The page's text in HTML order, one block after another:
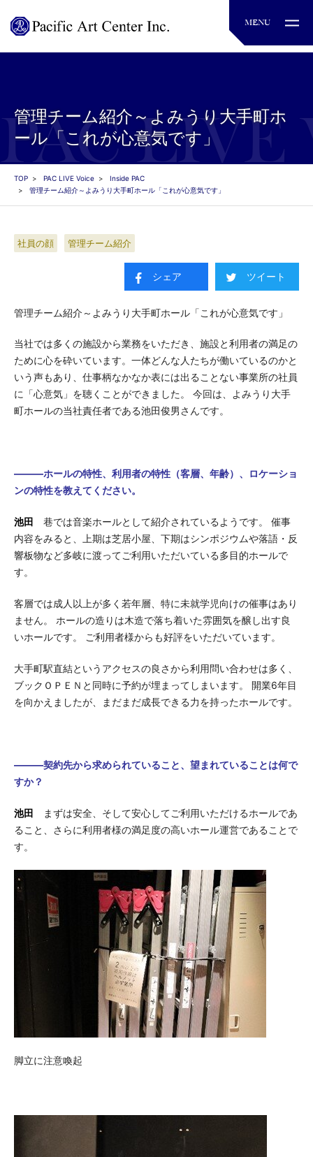
管理チーム紹介～よみうり大手町ホ
ール「これが心意気です」
TOP PAC LIVE Voice
Inside PAC
管理チーム紹介～よみうり大手町ホール「これが心意気です」
社員の顔 管理チーム紹介
シェア ツイート
管理チーム紹介～よみうり大手町ホール「これが心意気です」
当社では多くの施設から業務をいただき、施設と利用者の満足の
ために心を砕いています。一体どんな人たちが働いているのかと
いう声もあり、仕事柄なかなか表には出ることない事業所の社員
に「心意気」を聴くことができました。 今回は、よみうり大手
町ホールの当社責任者である池田俊男さんです。
―――ホールの特性、利用者の特性（客層、年齢）、ロケーショ
ンの特性を教えてください。
池田 巷では音楽ホールとして紹介されているようです。 催事
内容をみると、上期は芝居小屋、下期はシンポジウムや落語・反
響板物など多岐に渡ってご利用いただいている多目的ホールで
す。
客層では成人以上が多く若年層、特に未就学児向けの催事はあり
ません。 ホールの造りは木造で落ち着いた雰囲気を醸し出す良
いホールです。 ご利用者様からも好評をいただいています。
大手町駅直結というアクセスの良さから利用問い合わせは多く、
ブックＯＰＥＮと同時に予約が埋まってしまいます。 開業6年目
を向かえましたが、まだまだ成長できる力を持ったホールです。
―――契約先から求められていること、望まれていることは何で
すか？
池田
まずは安全、そして安心してご利用いただけるホールであ
ること、さらに利用者様の満足度の高いホール運営であることで
す。
脚立に注意喚起